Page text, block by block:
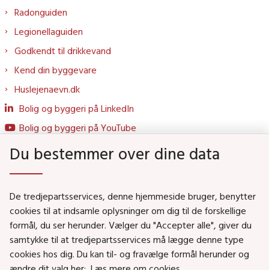
Radonguiden
Legionellaguiden
Godkendt til drikkevand
Kend din byggevare
Huslejenaevn.dk
Bolig og byggeri på LinkedIn
Bolig og byggeri på YouTube
Social- og Boligministeriet
Job i Social- og Boligstyrelsen
Puljer og tilskud
Nyhedsbreve
Du bestemmer over dine data
De tredjepartsservices, denne hjemmeside bruger, benytter
cookies til at indsamle oplysninger om dig til de forskellige
formål, du ser herunder. Vælger du "Accepter alle", giver du
samtykke til at tredjepartsservices må lægge denne type
cookies hos dig. Du kan til- og fravælge formål herunder og